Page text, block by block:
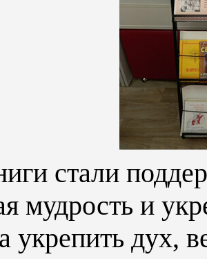
стали
мудрость и
укрепить дух,